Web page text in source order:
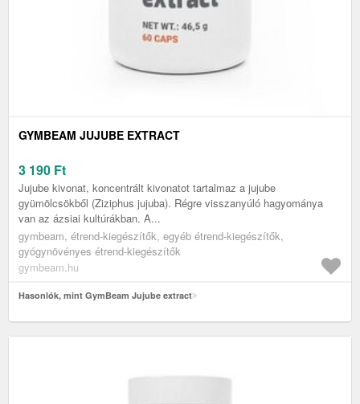
GYMBEAM JUJUBE EXTRACT
3 190 Ft
Jujube kivonat, koncentrált kivonatot tartalmaz a jujube
gyümölcsökből (Ziziphus jujuba). Régre visszanyúló hagyománya
van az ázsiai kultúrákban. A...
gymbeam, étrend-kiegészítők, egyéb étrend-kiegészítők,
gyógynövényes étrend-kiegészítők
gymbeam.hu
Hasonlók, mint GymBeam Jujube extract